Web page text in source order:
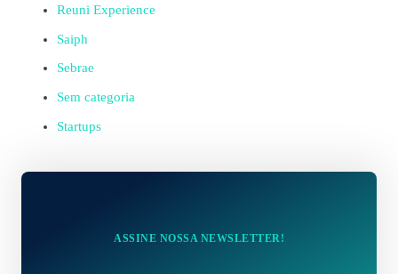
Reuni Experience
Saiph
Sebrae
Sem categoria
Startups
ASSINE NOSSA NEWSLETTER!